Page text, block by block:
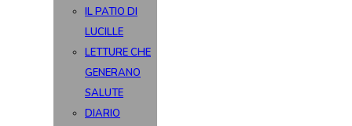
IL PATIO DI
LUCILLE
LETTURE CHE
GENERANO
SALUTE
DIARIO